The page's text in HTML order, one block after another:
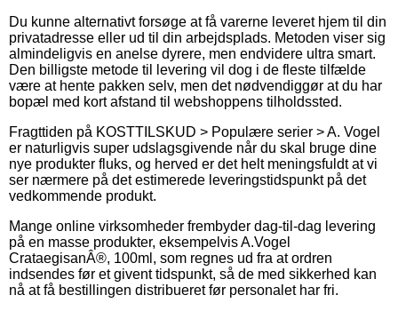
Du kunne alternativt forsøge at få varerne leveret hjem til din
privatadresse eller ud til din arbejdsplads. Metoden viser sig
almindeligvis en anelse dyrere, men endvidere ultra smart.
Den billigste metode til levering vil dog i de fleste tilfælde
være at hente pakken selv, men det nødvendiggør at du har
bopæl med kort afstand til webshoppens tilholdssted.
Fragttiden på KOSTTILSKUD > Populære serier > A. Vogel
er naturligvis super udslagsgivende når du skal bruge dine
nye produkter fluks, og herved er det helt meningsfuldt at vi
ser nærmere på det estimerede leveringstidspunkt på det
vedkommende produkt.
Mange online virksomheder frembyder dag-til-dag levering
på en masse produkter, eksempelvis A.Vogel
CrataegisanÂ®, 100ml, som regnes ud fra at ordren
indsendes før et givent tidspunkt, så de med sikkerhed kan
nå at få bestillingen distribueret før personalet har fri.